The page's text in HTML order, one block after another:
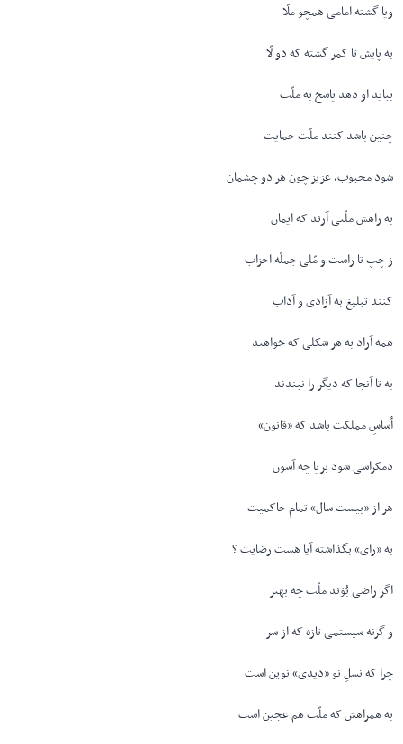
ویا گشته امامی همچو ملّا
به پایش تا کمر گشته که دو لّا
بباید او دهد پاسخ به ملّت
چنین باشد کنند ملّت حمایت
شود محبوب، عزیز چون هر دو چشمان
به راهش ملّتی آرند که ایمان
ز چپ تا راست و مّلی جملّه احزاب
کنند تبلیغ به آزادی و آداب
همه آزاد به هر شکلی که خواهند
به تا آنجا که دیگر را نبندند
أساسِ مملکت باشد که «قانون»
دمکراسی شود برپا چه آسون
هر از «بیست سال» تمامِ حاکمیت
به «رای» بگذاشته آیا هست رضایت ؟
اگر راضی بُوَند ملّت چه بهتر
و گرنه سیستمی تازه که از سر
چرا که نسلِ نو «دیدی» نوین است
به همراهش که ملّت هم عجین است